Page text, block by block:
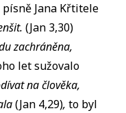
písně Jana Křtitele
(Jan 3,30)
zachráněna,
let sužovalo
na člověka,
(Jan 4,29),to byl